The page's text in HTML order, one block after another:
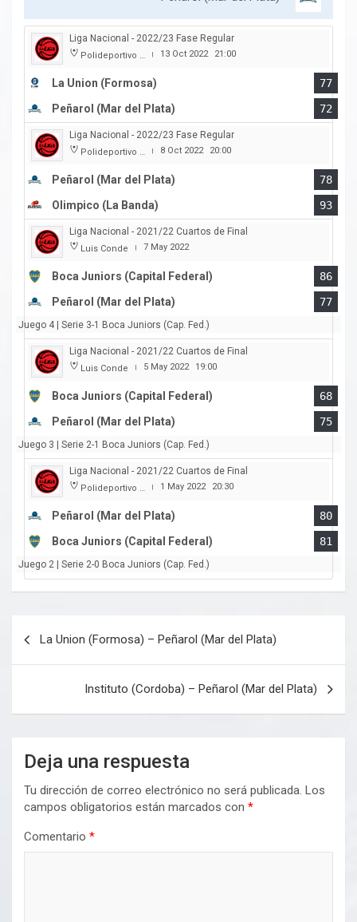
Liga Nacional - 2022/23 Fase Regular
Polideportivo Cincuentenario | 13 Oct 2022 21:00
La Union (Formosa)
77
Peñarol (Mar del Plata)
72
Liga Nacional - 2022/23 Fase Regular
Polideportivo Islas Malvinas | 8 Oct 2022 20:00
Peñarol (Mar del Plata)
78
Olimpico (La Banda)
93
Liga Nacional - 2021/22 Cuartos de Final
Luis Conde | 7 May 2022
Boca Juniors (Capital Federal)
86
Peñarol (Mar del Plata)
77
Juego 4 | Serie 3-1 Boca Juniors (Cap. Fed.)
Liga Nacional - 2021/22 Cuartos de Final
Luis Conde | 5 May 2022 19:00
Boca Juniors (Capital Federal)
68
Peñarol (Mar del Plata)
75
Juego 3 | Serie 2-1 Boca Juniors (Cap. Fed.)
Liga Nacional - 2021/22 Cuartos de Final
Polideportivo Islas Malvinas | 1 May 2022 20:30
Peñarol (Mar del Plata)
80
Boca Juniors (Capital Federal)
81
Juego 2 | Serie 2-0 Boca Juniors (Cap. Fed.)
entradas
La Union (Formosa) – Peñarol (Mar del Plata)
Instituto (Cordoba) – Peñarol (Mar del Plata)
Deja una respuesta
Tu dirección de correo electrónico no será publicada. Los
campos obligatorios están marcados con *
Comentario *